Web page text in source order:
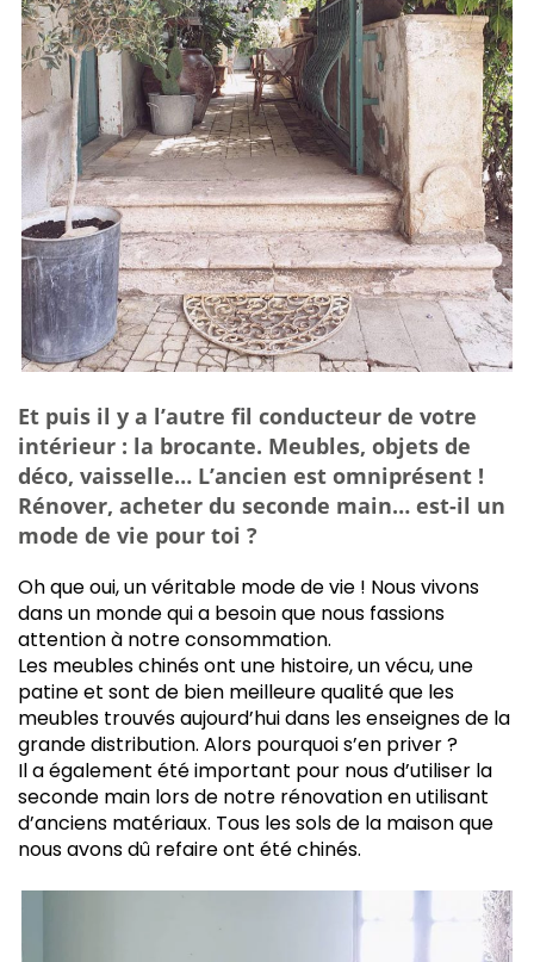
Et puis il y a l’autre fil conducteur de votre
intérieur : la brocante. Meubles, objets de
déco, vaisselle… L’ancien est omniprésent !
Rénover, acheter du seconde main… est-il un
mode de vie pour toi ?
Oh que oui, un véritable mode de vie ! Nous vivons
dans un monde qui a besoin que nous fassions
attention à notre consommation.
Les meubles chinés ont une histoire, un vécu, une
patine et sont de bien meilleure qualité que les
meubles trouvés aujourd’hui dans les enseignes de la
grande distribution. Alors pourquoi s’en priver ?
Il a également été important pour nous d’utiliser la
seconde main lors de notre rénovation en utilisant
d’anciens matériaux. Tous les sols de la maison que
nous avons dû refaire ont été chinés.